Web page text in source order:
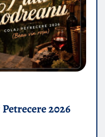
2026